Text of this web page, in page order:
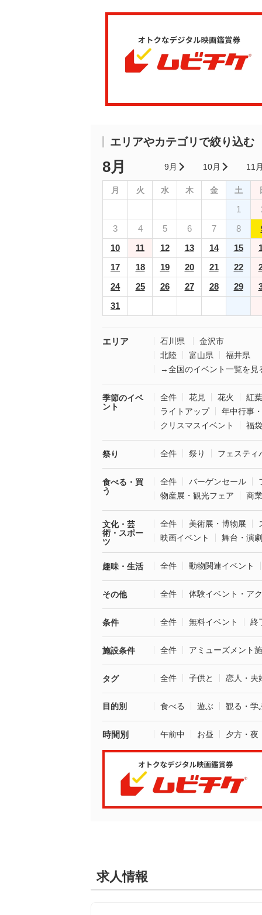
エリアやカテゴリで絞り込む
8月 9月 10月 11
月 火 水 木 金 土
1
3
4 5 6 7 8
10
11 12 13 14 15
17
18 19 20 21 22
24
25 26 27 28 29
31
エリア 石川県
金沢市
北陸
富山県
福井県
→全国のイベント一覧を見
季節のイベ
ント
全件 花見 花火
紅葉
ライトアップ
年中行事
クリスマスイベント
福
祭り 全件 祭り フェスティ
食べる・買
う
全件 バーゲンセール
物産展・観光フェア
商
文化・芸
術・スポー
ツ
全件 美術展・博物展
映画イベント
舞台・演劇
趣味・生活 全件 動物関連イベント
その他 全件 体験イベント・ア
条件 全件 無料イベント 終
施設条件 全件 アミューズメント
タグ 全件 子供と 恋人・夫
目的別 食べる 遊ぶ 観る・学
時間別 午前中 お昼 夕方・夜
求人情報